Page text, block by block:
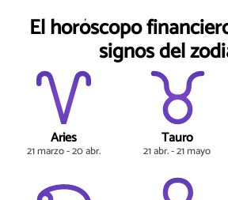
El horóscopo
signos del
Aries
21 marzo - 20 abr.
Tauro
21 abr. - 21 mayo